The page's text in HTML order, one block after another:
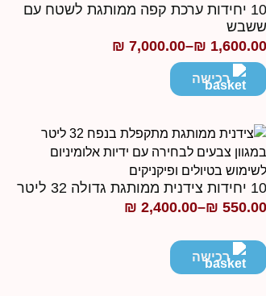
10 יחידות ערכת קפה ממותגת לשטח עם
ששבש
₪ 1,600.00
–
₪ 7,000.00
טווח
מחירים:רכישה
10 יחידות צידנית ממותגת גדולה 32 ליטר
₪ 550.00
–
₪ 2,400.00
טווח
מחירים:
עד
רכישה